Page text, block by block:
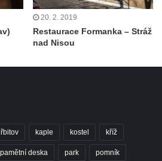
20. 2. 2019
Restaurace Formanka – Stráž
nad Nisou
kaple kostel kříž
pamětní deska park pomník